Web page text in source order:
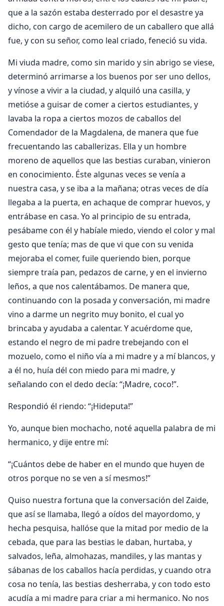
que a la sazón estaba desterrado por el desastre ya
dicho, con cargo de acemilero de un caballero que allá
fue, y con su señor, como leal criado, feneció su vida.
Mi viuda madre, como sin marido y sin abrigo se viese,
determinó arrimarse a los buenos por ser uno dellos,
y vínose a vivir a la ciudad, y alquiló una casilla, y
metióse a guisar de comer a ciertos estudiantes, y
lavaba la ropa a ciertos mozos de caballos del
Comendador de la Magdalena, de manera que fue
frecuentando las caballerizas. Ella y un hombre
moreno de aquellos que las bestias curaban, vinieron
en conocimiento. Éste algunas veces se venía a
nuestra casa, y se iba a la mañana; otras veces de día
llegaba a la puerta, en achaque de comprar huevos, y
entrábase en casa. Yo al principio de su entrada,
pesábame con él y habíale miedo, viendo el color y mal
gesto que tenía; mas de que vi que con su venida
mejoraba el comer, fuile queriendo bien, porque
siempre traía pan, pedazos de carne, y en el invierno
leños, a que nos calentábamos. De manera que,
continuando con la posada y conversación, mi madre
vino a darme un negrito muy bonito, el cual yo
brincaba y ayudaba a calentar. Y acuérdome que,
estando el negro de mi padre trebejando con el
mozuelo, como el niño vía a mi madre y a mí blancos, y
a él no, huía dél con miedo para mi madre, y
señalando con el dedo decía: “¡Madre, coco!”.
Respondió él riendo: “¡Hideputa!”
Yo, aunque bien mochacho, noté aquella palabra de mi
hermanico, y dije entre mí:
“¡Cuántos debe de haber en el mundo que huyen de
otros porque no se ven a sí mesmos!”
Quiso nuestra fortuna que la conversación del Zaide,
que así se llamaba, llegó a oídos del mayordomo, y
hecha pesquisa, hallóse que la mitad por medio de la
cebada, que para las bestias le daban, hurtaba, y
salvados, leña, almohazas, mandiles, y las mantas y
sábanas de los caballos hacía perdidas, y cuando otra
cosa no tenía, las bestias desherraba, y con todo esto
acudía a mi madre para criar a mi hermanico. No nos